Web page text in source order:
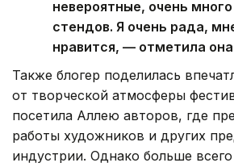
невероятные, очень
стендов. Я очень рада,
нравится, — отметила
Также блогер поделилась
от творческой атмосферы
посетила Аллею авторов, где
работы художников и других
индустрии. Однако больше